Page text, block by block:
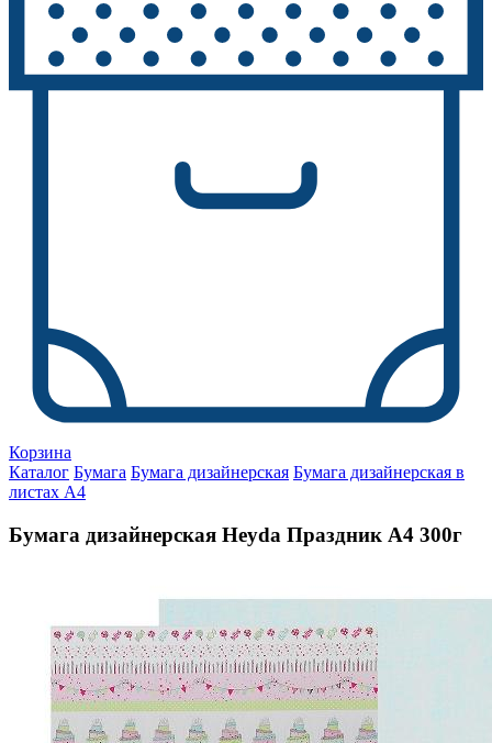
Корзина
Каталог Бумага Бумага дизайнерская Бумага дизайнерская в
листах А4
Бумага дизайнерская Heyda Праздник А4 300г